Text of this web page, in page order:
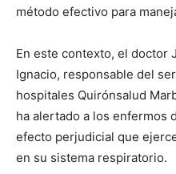
método efectivo para
En este contexto, el doctor
Ignacio, responsable del
hospitales Quirónsalud
ha alertado a los enfermos
efecto perjudicial que
en su sistema respiratorio.